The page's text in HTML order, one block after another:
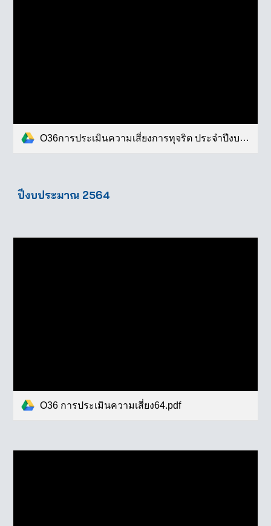
O36การประเมินความเสี่ยงการทุจริต ประจำปีงบ(1).pdf
ปีงบประมาณ 2564
O36 การประเมินความเสี่ยง64.pdf